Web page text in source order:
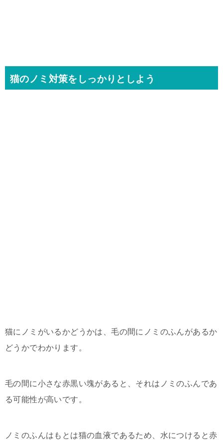
猫のノミ対策をしっかりとしよう
猫にノミがいるかどうかは、毛の間にノミのふんがあるか
どうかでわかります。
毛の間に小さな赤黒い塊があると、それはノミのふんであ
る可能性が高いです。
ノミのふんはもとは猫の血液であるため、水につけると赤